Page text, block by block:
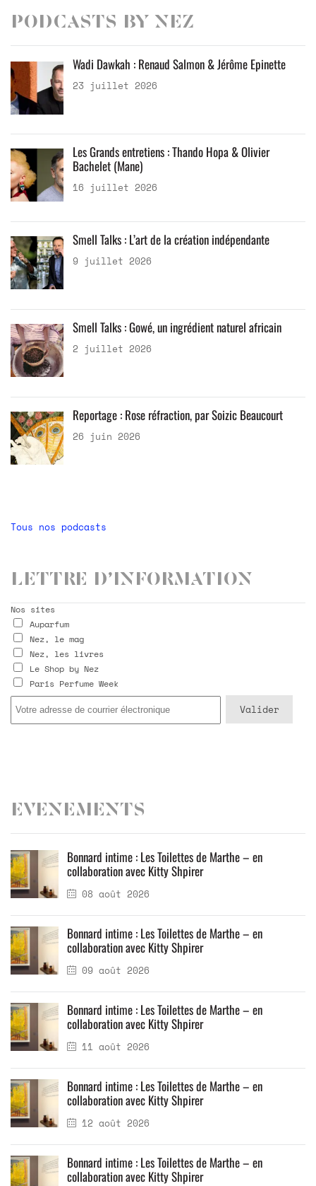
Podcasts by Nez
Wadi Dawkah : Renaud Salmon & Jérôme Epinette
23 juillet 2026
Les Grands entretiens : Thando Hopa & Olivier
Bachelet (Mane)
16 juillet 2026
Smell Talks : L’art de la création indépendante
9 juillet 2026
Smell Talks : Gowé, un ingrédient naturel africain
2 juillet 2026
Reportage : Rose réfraction, par Soizic Beaucourt
26 juin 2026
Tous nos podcasts
Lettre d’information
Nos sites
Auparfum
Nez, le mag
Nez, les livres
Le Shop by Nez
Paris Perfume Week
Evenements
08 août 2026
Bonnard intime : Les Toilettes de Marthe – en
collaboration avec Kitty Shpirer
09 août 2026
Bonnard intime : Les Toilettes de Marthe – en
collaboration avec Kitty Shpirer
11 août 2026
Bonnard intime : Les Toilettes de Marthe – en
collaboration avec Kitty Shpirer
12 août 2026
Bonnard intime : Les Toilettes de Marthe – en
collaboration avec Kitty Shpirer
Bonnard intime : Les Toilettes de Marthe – en
collaboration avec Kitty Shpirer